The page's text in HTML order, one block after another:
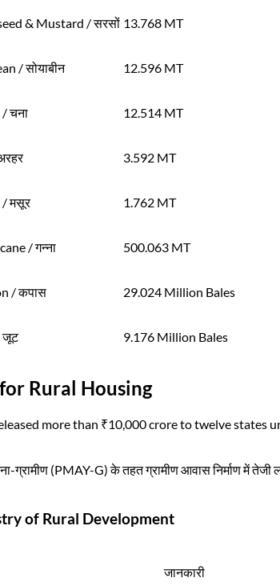
& Mustard / सरसों 13.768 MT
/ सोयाबीन 12.596 MT
चना 12.514 MT
3.592 MT
मसूर 1.762 MT
/ गन्ना 500.063 MT
/ कपास 29.024 Million Bales
जूट 9.176 Million Bales
Rural Housing
more than ₹10,000 crore to twelve states
ग्रामीण (PMAY-G) के तहत ग्रामीण आवास निर्माण में
of Rural Development
जानकारी